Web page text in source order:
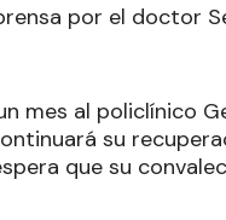
por el doctor
mes al policlínico
su
que su